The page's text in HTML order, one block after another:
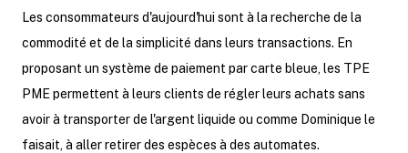
Les consommateurs d'aujourd'hui sont à la recherche de la
commodité et de la simplicité dans leurs transactions. En
proposant un système de paiement par carte bleue, les TPE
PME permettent à leurs clients de régler leurs achats sans
avoir à transporter de l'argent liquide ou comme Dominique le
faisait, à aller retirer des espèces à des automates.